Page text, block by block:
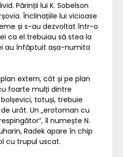
Părinții lui K. Sobelson
Înclinațiile lui vicioase
și s-au dezvoltat într-o
ca el trebuiau să stea la
au înfăptuit așa-numita
extern, cât și pe plan
foarte mulți dintre
totuși, trebuie
urât. Un „erotoman cu
îl numește N.
Radek apare în chip
cu trupul uscat.